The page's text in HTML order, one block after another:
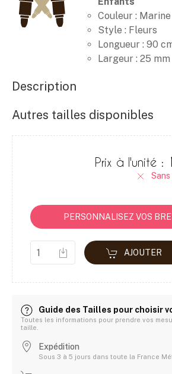
Couleur : Marine
Style : Fleurs
Longueur : 90
Largeur : 25 mm
Description
Autres tailles disponibles
Prix à l'unité :
PERSONNALISEZ VOS
AJOUTER
Guide des Tailles pour choisir
Toutes les informations pour prendre vos
taille.
Expédition
Sous 3 à 5 jours dans toute la France